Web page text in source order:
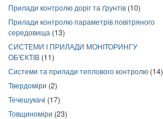
Прилади контролю доріг та ґрунтів (10)
Прилади контролю параметрів повітряного
середовища (13)
СИСТЕМИ І ПРИЛАДИ МОНІТОРИНГУ
ОБ'ЄКТІВ (11)
Системи та прилади теплового контролю (14)
Твердоміри (2)
Течешукачі (17)
Товщиноміри (23)